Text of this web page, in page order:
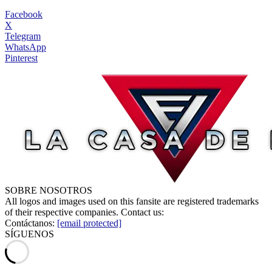
Facebook
X
Telegram
WhatsApp
Pinterest
SOBRE NOSOTROS
All logos and images used on this fansite are registered trademarks
of their respective companies. Contact us:
Contáctanos: [email protected]
SÍGUENOS